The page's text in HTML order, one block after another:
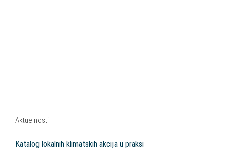
Aktuelnosti
Katalog lokalnih klimatskih akcija u praksi